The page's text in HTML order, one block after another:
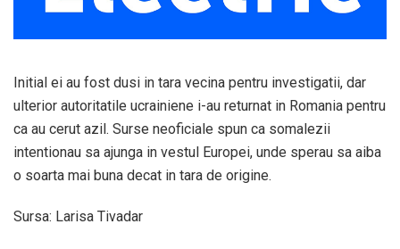
Initial ei au fost dusi in tara vecina pentru investigatii, dar
ulterior autoritatile ucrainiene i-au returnat in Romania pentru
ca au cerut azil. Surse neoficiale spun ca somalezii
intentionau sa ajunga in vestul Europei, unde sperau sa aiba
o soarta mai buna decat in tara de origine.
Sursa: Larisa Tivadar